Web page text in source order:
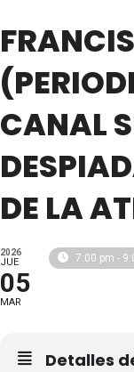
CANAL
DE LA
2026
JUE
05
MAR
7:00 pm -
Detalles